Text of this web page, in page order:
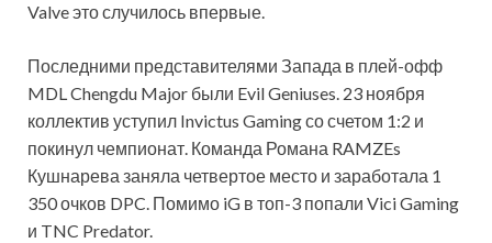
Valve это случилось впервые.
Последними представителями Запада в плей-офф
MDL Chengdu Major были Evil Geniuses. 23 ноября
коллектив уступил Invictus Gaming со счетом 1:2 и
покинул чемпионат. Команда Романа RAMZEs
Кушнарева заняла четвертое место и заработала 1
350 очков DPC. Помимо iG в топ-3 попали Vici Gaming
и TNC Predator.